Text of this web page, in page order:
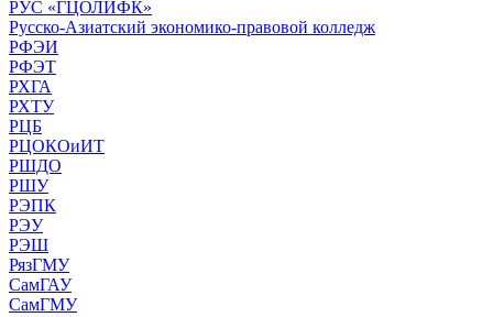
РУС «ГЦОЛИФК»
Русско-Азиатский экономико-правовой колледж
РФЭИ
РФЭТ
РХГА
РХТУ
РЦБ
РЦОКОиИТ
РШДО
РШУ
РЭПК
РЭУ
РЭШ
РязГМУ
СамГАУ
СамГМУ